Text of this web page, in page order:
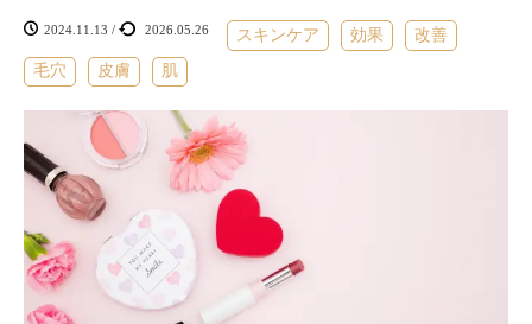
2024.11.13 / 2026.05.26 スキンケア 効果 改善
毛穴 皮膚 肌